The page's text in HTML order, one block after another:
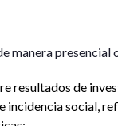
manera presencial
resultados de
incidencia social,